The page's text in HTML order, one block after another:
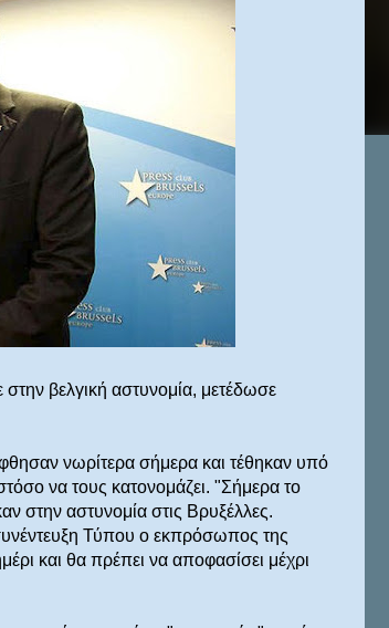
βελγική αστυνομία, μετέδωσε
νωρίτερα σήμερα και τέθηκαν υπό
να τους κατονομάζει. "Σήμερα το
στην αστυνομία στις Βρυξέλλες.
Τύπου ο εκπρόσωπος της
και θα πρέπει να αποφασίσει μέχρι